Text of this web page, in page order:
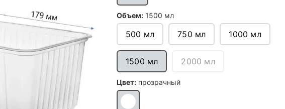
Объем: 1500 мл
500 мл 750 мл 1000 мл
1500 мл 2000 мл
Цвет: прозрачный